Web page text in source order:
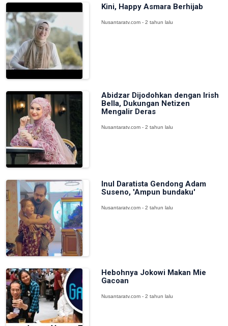
Kini, Happy Asmara Berhijab
Nusantaratv.com - 2 tahun lalu
Abidzar Dijodohkan dengan Irish
Bella, Dukungan Netizen
Mengalir Deras
Nusantaratv.com - 2 tahun lalu
Inul Daratista Gendong Adam
Suseno, 'Ampun bundaku'
Nusantaratv.com - 2 tahun lalu
Hebohnya Jokowi Makan Mie
Gacoan
Nusantaratv.com - 2 tahun lalu